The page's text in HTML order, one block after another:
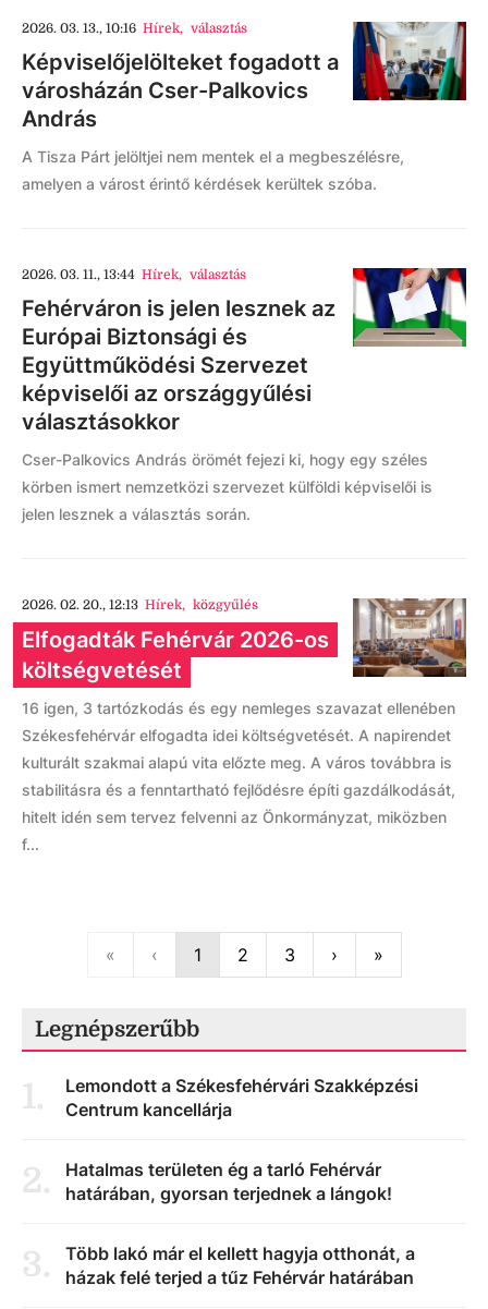
2026. 03. 13., 10:16 Hírek, választás
Képviselőjelölteket fogadott a
városházán Cser-Palkovics
András
A Tisza Párt jelöltjei nem mentek el a megbeszélésre,
amelyen a várost érintő kérdések kerültek szóba.
2026. 03. 11., 13:44 Hírek, választás
Fehérváron is jelen lesznek az
Európai Biztonsági és
Együttműködési Szervezet
képviselői az országgyűlési
választásokkor
Cser-Palkovics András örömét fejezi ki, hogy egy széles
körben ismert nemzetközi szervezet külföldi képviselői is
jelen lesznek a választás során.
2026. 02. 20., 12:13 Hírek, közgyűlés
Elfogadták Fehérvár 2026-os
költségvetését
16 igen, 3 tartózkodás és egy nemleges szavazat ellenében
Székesfehérvár elfogadta idei költségvetését. A napirendet
kulturált szakmai alapú vita előzte meg. A város továbbra is
stabilitásra és a fenntartható fejlődésre építi gazdálkodását,
hitelt idén sem tervez felvenni az Önkormányzat, miközben
f...
« ‹Previous
1 2 3 ›Next»Last
Legnépszerűbb
1.
Lemondott a Székesfehérvári Szakképzési
Centrum kancellárja
2.
Hatalmas területen ég a tarló Fehérvár
határában, gyorsan terjednek a lángok!
3.
Több lakó már el kellett hagyja otthonát, a
házak felé terjed a tűz Fehérvár határában